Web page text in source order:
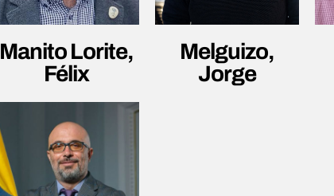
Manito Lorite,
Félix
Melguizo,
Jorge